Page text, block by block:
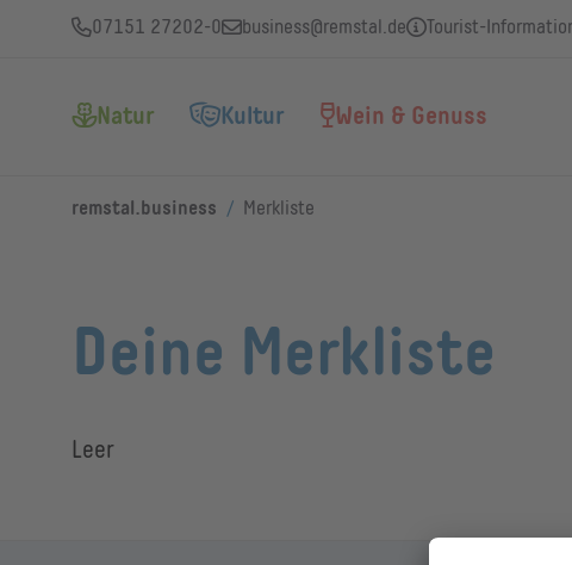
07151 27202-0 business@remstal.de Tourist-
Natur Kultur Wein & Genuss
remstal.business / Merkliste
Deine Merkliste
Leer